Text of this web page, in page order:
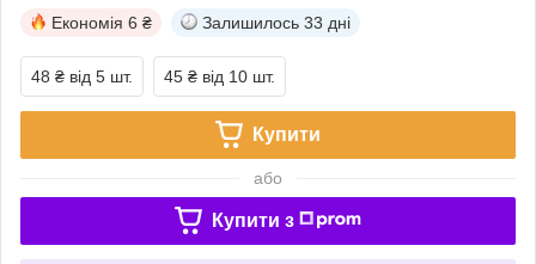
Економія 6 ₴ Залишилось 33 дні
48 ₴ від 5 шт. 45 ₴ від 10 шт.
Купити
або
Купити з